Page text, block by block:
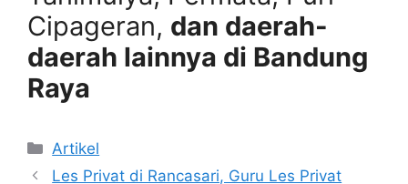
Cipageran, dan daerah-
daerah lainnya di Bandung
Raya
Categories
Artikel
Les Privat di Rancasari, Guru Les Privat